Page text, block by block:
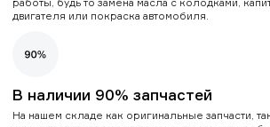
двигателя или покраска автомобиля.
В наличии 90% запчастей
На нашем складе как оригинальные запчасти,